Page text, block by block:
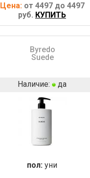
Цена: от 4497 до 4497
руб. КУПИТЬ
Byredo
Suede
Наличие: да
пол: уни